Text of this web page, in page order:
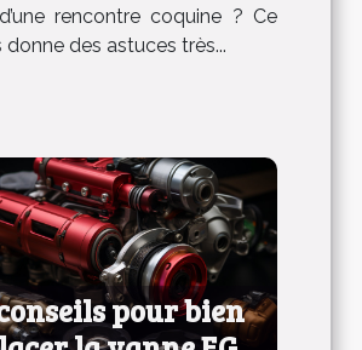
rencontre coquine ? Ce
des astuces très...
pour bien